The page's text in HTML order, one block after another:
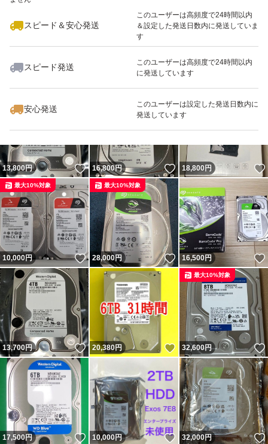
スピード＆安心発送
このユーザーは高頻度で24時間以内
＆設定した発送日数内に発送していま
す
スピード発送
このユーザーは高頻度で24時間以内
に発送しています
安心発送
このユーザーは設定した発送日数内に
発送しています
いいね！
27,500
13,800円 いいね！
16,800円 いいね！
18,800円
10,000円 いいね！
最大10%対象
28,000円 いいね！
最大10%対象
16,500円
13,700円 いいね！
20,380円 いいね！
32,600円
最大10%対象
17,500円 いいね！
10,000円 いいね！
32,000円